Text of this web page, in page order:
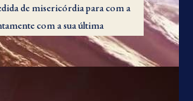
de misericórdia para com a
com a sua última
instrutores e dos governantes